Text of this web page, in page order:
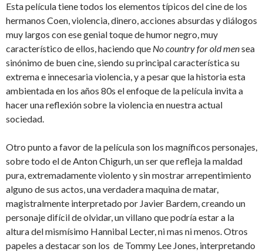
Esta película tiene todos los elementos típicos del cine de los
hermanos Coen, violencia, dinero, acciones absurdas y diálogos
muy largos con ese genial toque de humor negro, muy
característico de ellos, haciendo que No country for old mensea
sinónimo de buen cine, siendo su principal característica su
extrema e innecesaria violencia, y a pesar que la historia esta
ambientada en los años 80s el enfoque de la película invita a
hacer una reflexión sobre la violencia en nuestra actual
sociedad.
Otro punto a favor de la película son los magníficos personajes,
sobre todo el de Anton Chigurh, un ser que refleja la maldad
pura, extremadamente violento y sin mostrar arrepentimiento
alguno de sus actos, una verdadera maquina de matar,
magistralmente interpretado por Javier Bardem, creando un
personaje difícil de olvidar, un villano que podría estar a la
altura del mismísimo Hannibal Lecter, ni mas ni menos. Otros
papeles a destacar son los de Tommy Lee Jones, interpretando